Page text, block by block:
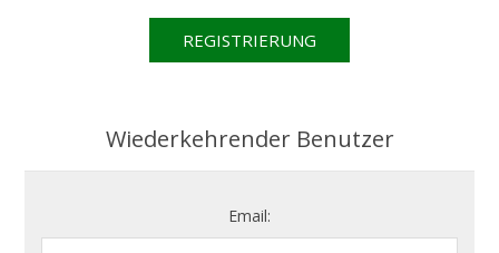
Wiederkehrender Benutzer
Email: